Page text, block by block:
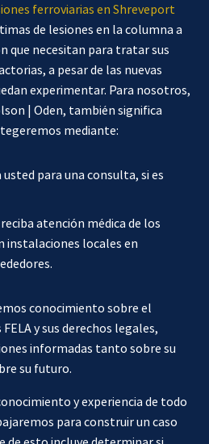
ferroviarias en Shreveport
de lesiones en la columna a
que necesitan para tratar sus
a pesar de las nuevas
experimentar. Para nosotros,
| Oden, también significa
mediante:
para una consulta, si es
atención médica de los
instalaciones locales en
conocimiento sobre el
y sus derechos legales,
informadas tanto sobre su
su futuro.
y experiencia de todo
para construir un caso